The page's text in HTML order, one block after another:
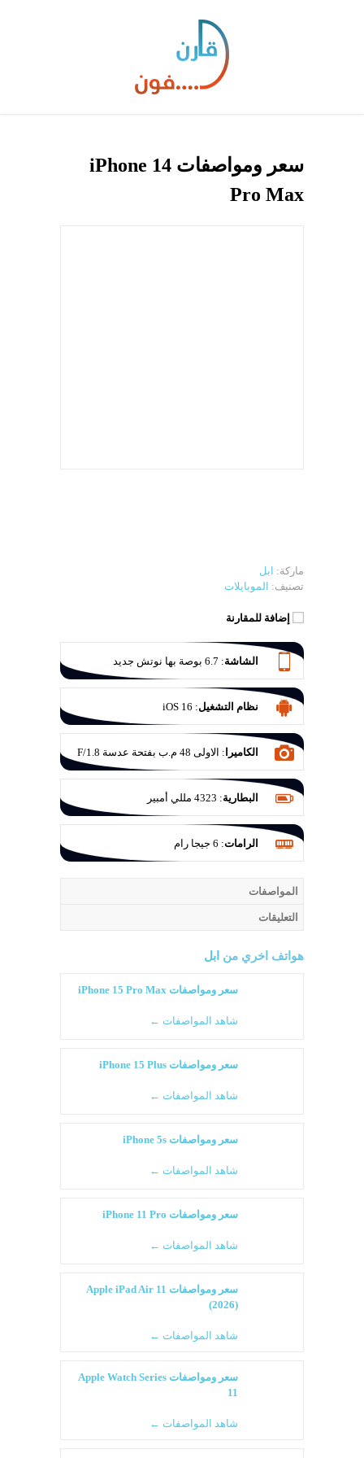
سعر ومواصفات iPhone 14
Pro Max
ماركة: ابل
تصنيف: الموبايلات
إضافة للمقارنة
الشاشة: 6.7 بوصة بها نوتش جديد
نظام التشغيل:
iOS 16
الكاميرا :
الاولى 48 م.ب بفتحة عدسة F/1.8
بمثبت بصري والثانية للزوم 12 م.ب بفتحة
عدسة F/2.8 مع مثبت بصري والثالثة واسعة
للعزل TOF 3D LiDAR
البطارية: 4323 مللي أمبير
الرامات: 6 جيجا رام
المواصفات
التعليقات
هواتف اخري من ابل
سعر ومواصفات iPhone 15 Pro Max
شاهد المواصفات ←
سعر ومواصفات iPhone 15 Plus
شاهد المواصفات ←
سعر ومواصفات iPhone 5s
شاهد المواصفات ←
سعر ومواصفات iPhone 11 Pro
شاهد المواصفات ←
سعر ومواصفات Apple iPad Air 11
(2026)
شاهد المواصفات ←
سعر ومواصفات Apple Watch Series
11
شاهد المواصفات ←